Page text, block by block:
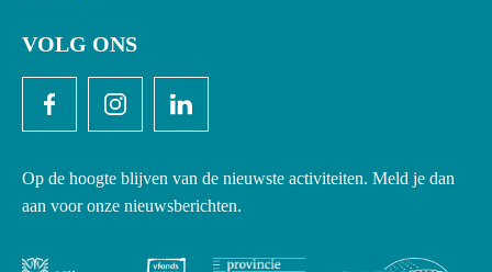
VOLG ONS
Op de hoogte blijven van de nieuwste activiteiten. Meld je dan
aan voor onze nieuwsberichten.